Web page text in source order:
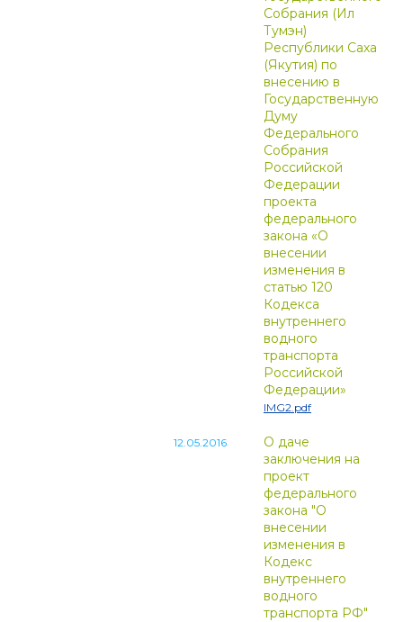
Собрания (Ил
Тумэн)
Республики Саха
(Якутия) по
внесению в
Государственную
Думу
Федерального
Собрания
Российской
Федерации
проекта
федерального
закона «О
внесении
изменения в
статью 120
Кодекса
внутреннего
водного
транспорта
Российской
Федерации»
IMG2.pdf
12.05.2016
О даче
заключения на
проект
федерального
закона "О
внесении
изменения в
Кодекс
внутреннего
водного
транспорта РФ"